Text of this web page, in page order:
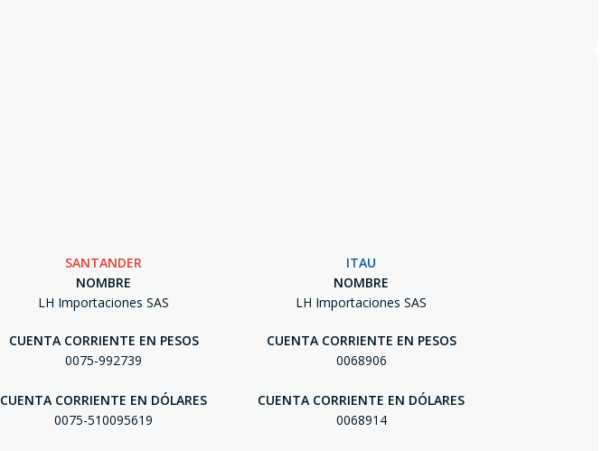
SANTANDER
NOMBRE
LH Importaciones SAS
CUENTA CORRIENTE EN PESOS
0075-992739
CUENTA CORRIENTE EN DÓLARES
0075-510095619
ITAU
NOMBRE
LH Importaciones SAS
CUENTA CORRIENTE EN PESOS
0068906
CUENTA CORRIENTE EN DÓLARES
0068914